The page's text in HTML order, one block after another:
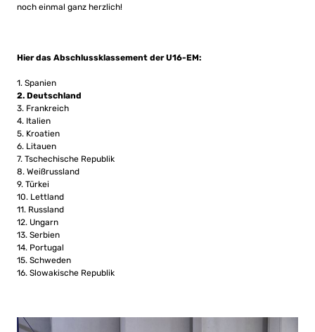
noch einmal ganz herzlich!
Hier das Abschlussklassement der U16-EM:
1. Spanien
2. Deutschland
3. Frankreich
4. Italien
5. Kroatien
6. Litauen
7. Tschechische Republik
8. Weißrussland
9. Türkei
10. Lettland
11. Russland
12. Ungarn
13. Serbien
14. Portugal
15. Schweden
16. Slowakische Republik